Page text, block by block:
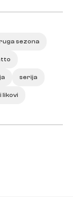
sezona
serija
likovi